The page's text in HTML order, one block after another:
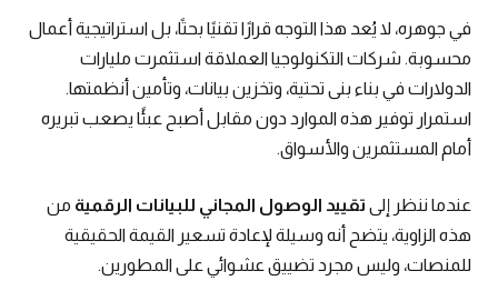
في جوهره، لا يُعد هذا التوجه قرارًا تقنيًا بحتًا، بل استراتيجية أعمال
محسوبة. شركات التكنولوجيا العملاقة استثمرت مليارات
الدولارات في بناء بنى تحتية، وتخزين بيانات، وتأمين أنظمتها.
استمرار توفير هذه الموارد دون مقابل أصبح عبئًا يصعب تبريره
أمام المستثمرين والأسواق.
عندما ننظر إلى تقييد الوصول المجاني للبيانات الرقمية من
هذه الزاوية، يتضح أنه وسيلة لإعادة تسعير القيمة الحقيقية
للمنصات، وليس مجرد تضييق عشوائي على المطورين.